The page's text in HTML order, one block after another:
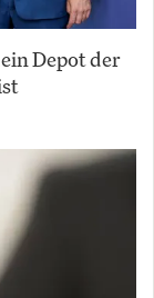
Depot der